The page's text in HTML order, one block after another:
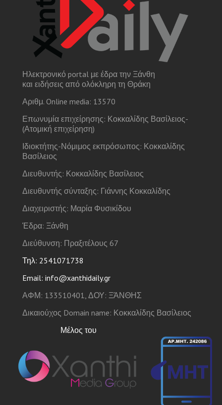
Ηλεκτρονικό portal με έδρα την Ξάνθη
και ειδήσεις από ολόκληρη τη Θράκη
Αριθμ. Online media: 13570
Επωνυμία επιχείρησης: Κοκκαλίδης Βασίλειος-
(Ατομική επιχείρηση)
Ιδιοκτήτης-Νόμιμος εκπρόσωπος: Κοκκαλίδης
Βασίλειος
Διευθυντής: Κοκκαλίδης Βασίλειος
Διευθυντής σύνταξης: Γιάννης Κοκκαλίδης
Διαχειριστής: Μαρία Φυσικίδου
Έδρα: Ξάνθη
Διεύθυνση: Πραξιτέλους 67
Τηλ: 2541071738
Email: info@xanthidaily.gr
ΑΦΜ: 133510401, ΔΟΥ: ΞΆΝΘΗΣ
Δικαιούχος Domain name: Κοκκαλίδης Βασίλειος
Μέλος του